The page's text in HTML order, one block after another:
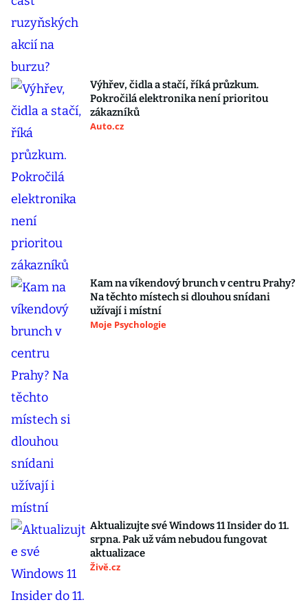
Výhřev, čidla a stačí, říká průzkum.
Pokročilá elektronika není prioritou
zákazníků
Auto.cz
Kam na víkendový brunch v centru Prahy?
Na těchto místech si dlouhou snídani
užívají i místní
Moje Psychologie
Aktualizujte své Windows 11 Insider do 11.
srpna. Pak už vám nebudou fungovat
aktualizace
Živě.cz